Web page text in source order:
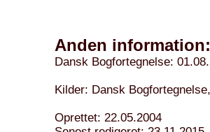
Anden information:
Dansk Bogfortegnelse:
Kilder: Dansk
Oprettet: 22.05.2004